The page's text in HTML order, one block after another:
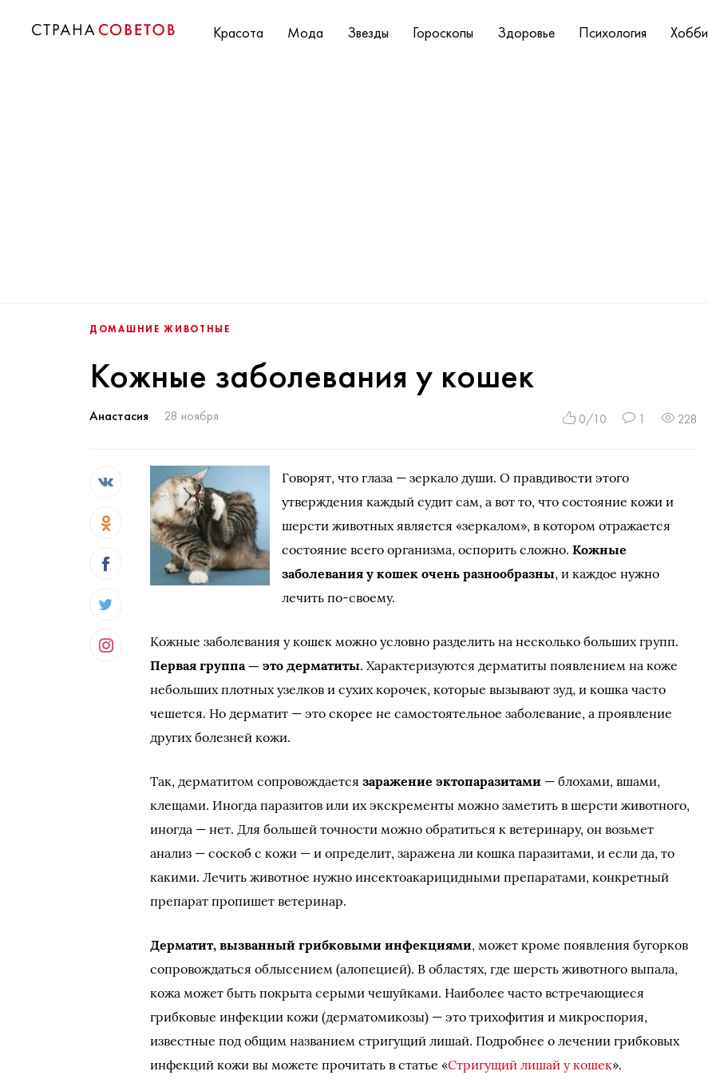
Красота Мода Звезды Гороскопы Здоровье Психология Хобби
ДОМАШНИЕ ЖИВОТНЫЕ
Кожные заболевания у кошек
Анастасия 28 ноября 0/10 1 228
Говорят, что глаза — зеркало души. О правдивости этого
утверждения каждый судит сам, а вот то, что состояние кожи и
шерсти животных является «зеркалом», в котором отражается
состояние всего организма, оспорить сложно.Кожные
заболевания у кошек очень разнообразны, и каждое нужно
лечить по-своему.
Кожные заболевания у кошек можно условно разделить на несколько больших групп.
Первая группа — это дерматиты. Характеризуются дерматиты появлением на коже
небольших плотных узелков и сухих корочек, которые вызывают зуд, и кошка часто
чешется. Но дерматит — это скорее не самостоятельное заболевание, а проявление
других болезней кожи.
Так, дерматитом сопровождаетсязаражение эктопаразитами — блохами, вшами,
клещами. Иногда паразитов или их экскременты можно заметить в шерсти животного,
иногда — нет. Для большей точности можно обратиться к ветеринару, он возьмет
анализ — соскоб с кожи — и определит, заражена ли кошка паразитами, и если да, то
какими. Лечить животное нужно инсектоакарицидными препаратами, конкретный
препарат пропишет ветеринар.
Дерматит, вызванный грибковыми инфекциями, может кроме появления бугорков
сопровождаться облысением (алопецией). В областях, где шерсть животного выпала,
кожа может быть покрыта серыми чешуйками. Наиболее часто встречающиеся
грибковые инфекции кожи (дерматомикозы) — это трихофития и микроспория,
известные под общим названием стригущий лишай. Подробнее о лечении грибковых
инфекций кожи вы можете прочитать в статье «Стригущий лишай у кошек».